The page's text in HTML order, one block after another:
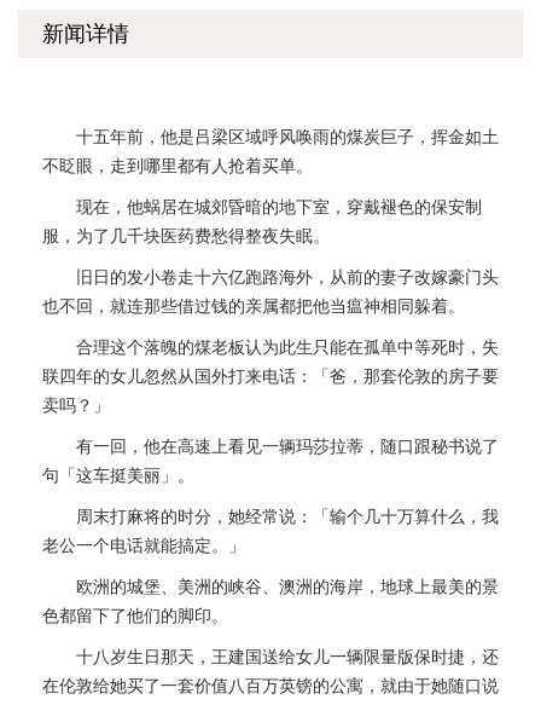
新闻详情
十五年前，他是吕梁区域呼风唤雨的煤炭巨子，挥金如土
不眨眼，走到哪里都有人抢着买单。
现在，他蜗居在城郊昏暗的地下室，穿戴褪色的保安制
服，为了几千块医药费愁得整夜失眠。
旧日的发小卷走十六亿跑路海外，从前的妻子改嫁豪门头
也不回，就连那些借过钱的亲属都把他当瘟神相同躲着。
合理这个落魄的煤老板认为此生只能在孤单中等死时，失
联四年的女儿忽然从国外打来电话：「爸，那套伦敦的房子要
卖吗？」
有一回，他在高速上看见一辆玛莎拉蒂，随口跟秘书说了
句「这车挺美丽」。
周末打麻将的时分，她经常说：「输个几十万算什么，我
老公一个电话就能搞定。」
欧洲的城堡、美洲的峡谷、澳洲的海岸，地球上最美的景
色都留下了他们的脚印。
十八岁生日那天，王建国送给女儿一辆限量版保时捷，还
在伦敦给她买了一套价值八百万英镑的公寓，就由于她随口说